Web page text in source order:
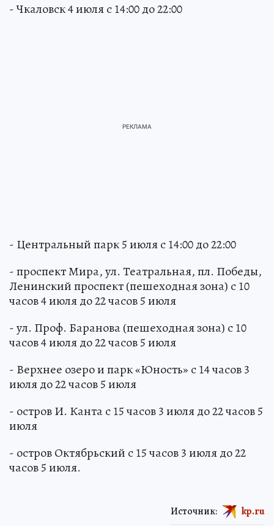
- Чкаловск 4 июля с 14:00 до 22:00
- Центральный парк 5 июля с 14:00 до 22:00
- проспект Мира, ул. Театральная, пл. Победы,
Ленинский проспект (пешеходная зона) с 10
часов 4 июля до 22 часов 5 июля
- ул. Проф. Баранова (пешеходная зона) с 10
часов 4 июля до 22 часов 5 июля
- Верхнее озеро и парк «Юность» с 14 часов 3
июля до 22 часов 5 июля
- остров И. Канта с 15 часов 3 июля до 22 часов 5
июля
- остров Октябрьский с 15 часов 3 июля до 22
часов 5 июля.
Источник: kp.ru